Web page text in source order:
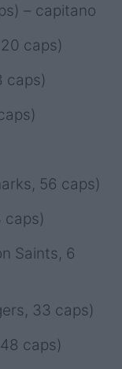
– capitano
caps)
caps)
56 caps)
caps)
Saints, 6
33 caps)
caps)